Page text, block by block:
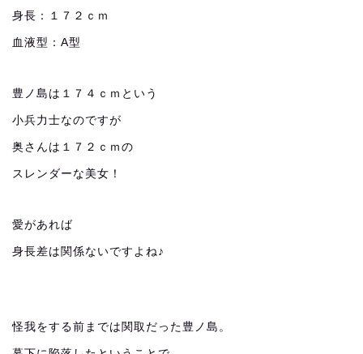
身長：１７２ｃｍ
血液型：A型
豊ノ島は１７４ｃｍという
小兵力士なのですが
奥さんは１７２ｃｍの
スレンダーな美女！
愛があれば
身長差は関係ないですよね♪
怪我をする前までは関取だった豊ノ島。